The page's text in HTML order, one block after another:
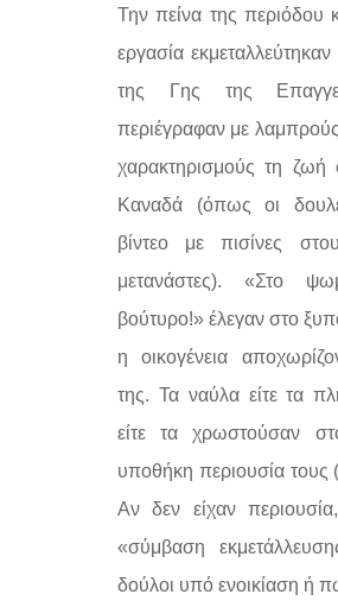
Την πείνα της περιόδου
εργασία εκμεταλλεύτηκαν
της Γης της
περιέγραφαν με λαμπρούς
χαρακτηρισμούς τη ζωή
Καναδά (όπως οι
βίντεο με πισίνες
μετανάστες). «Στο
βούτυρο!» έλεγαν στο
η οικογένεια
της. Τα ναύλα είτε τα
είτε τα χρωστούσαν
υποθήκη περιουσία τους
Αν δεν είχαν
«σύμβαση
δούλοι υπό ενοικίαση ή